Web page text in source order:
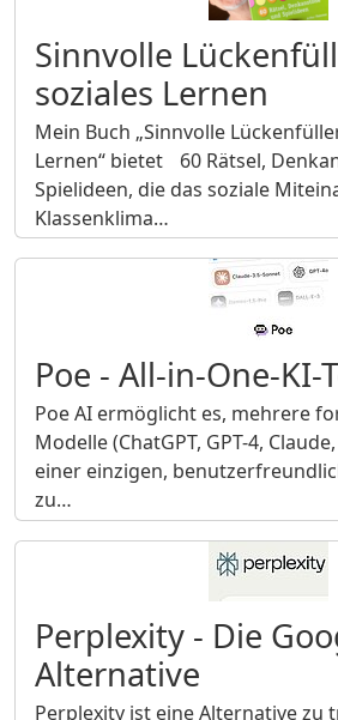
Sinnvolle
soziales Lernen
Mein Buch „Sinnvolle
Lernen“ bietet 60 Rätsel,
Spielideen, die das soziale
Klassenklima…
Poe - All-in-One-KI-
Poe AI ermöglicht es, mehrere
Modelle (ChatGPT, GPT-4,
einer einzigen,
zu…
Perplexity - Die
Alternative
Perplexity ist eine Alternative zu